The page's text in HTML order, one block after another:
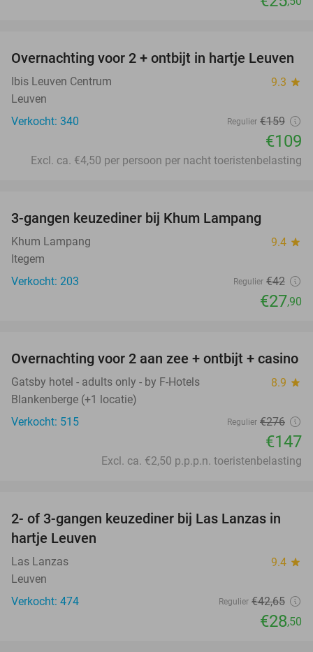
31%
Overnachting voor 2 + ontbijt in hartje Leuven
Ibis Leuven Centrum 9.3 star
Leuven
Verkocht: 340
Regulier €159
€109
Excl. ca. €4,50 per persoon per nacht toeristenbelasting
3-gangen keuzediner bij Khum Lampang
Khum Lampang 9.4 star
Itegem
Verkocht: 203
Regulier €42
€27,90
47%
Overnachting voor 2 aan zee + ontbijt + casino
Gatsby hotel - adults only - by F-Hotels 8.9 star
Blankenberge (+1 locatie)
Verkocht: 515
Regulier €276
€147
Excl. ca. €2,50 p.p.p.n. toeristenbelasting
33%
2- of 3-gangen keuzediner bij Las Lanzas in
hartje Leuven
Las Lanzas 9.4 star
Leuven
Verkocht: 474
Regulier €42,65
€28,50